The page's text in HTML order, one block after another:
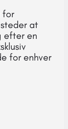
for
at
efter en
for enhver